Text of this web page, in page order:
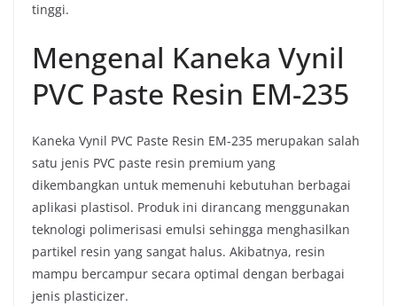
tinggi.
Mengenal Kaneka Vynil
PVC Paste Resin EM-235
Kaneka Vynil PVC Paste Resin EM-235 merupakan salah
satu jenis PVC paste resin premium yang
dikembangkan untuk memenuhi kebutuhan berbagai
aplikasi plastisol. Produk ini dirancang menggunakan
teknologi polimerisasi emulsi sehingga menghasilkan
partikel resin yang sangat halus. Akibatnya, resin
mampu bercampur secara optimal dengan berbagai
jenis plasticizer.